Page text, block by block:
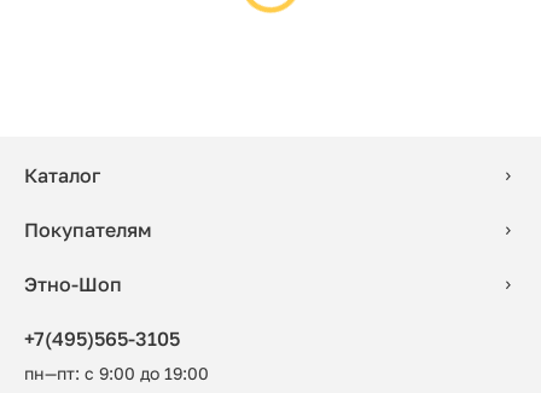
Каталог
Покупателям
Этно-Шоп
+7(495)565-3105
пн—пт: с 9:00 до 19:00